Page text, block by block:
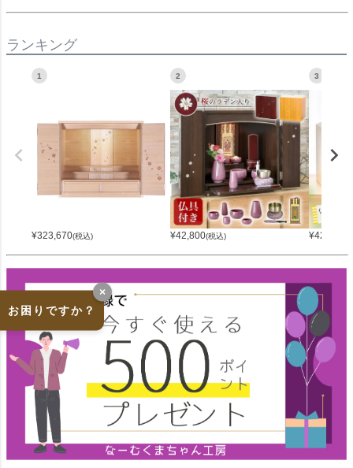
ランキング
1
¥323,670(税込)
2
¥42,800(税込)
3
¥42,800
お困りですか？
×